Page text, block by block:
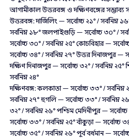
আগামীকাল উত্তরবঙ্গ ও দক্ষিণবঙ্গের সম্ভাব্য
উত্তরবঙ্গ: দার্জিলিং — সর্বোচ্চ ২১° / সর্বনিম্ন
সর্বনিম্ন ১৮° জলপাইগুড়ি — সর্বোচ্চ ৩০° /
সর্বোচ্চ ৩০° / সর্বনিম্ন ২৫° কোচবিহার —
সর্বোচ্চ ৩৪° / সর্বনিম্ন ২৭° উত্তর দিনাজপুর —
দক্ষিণ দিনাজপুর — সর্বোচ্চ ৩২° / সর্বনিম্ন
সর্বনিম্ন ২৪°
দক্ষিণবঙ্গ: কলকাতা — সর্বোচ্চ ৩৩° /
সর্বনিম্ন ২৭° হুগলি — সর্বোচ্চ ৩৩° / সর্বনিম্ন
৩২° / সর্বনিম্ন ২৬° পশ্চিম মেদিনীপুর —
সর্বোচ্চ ৩৩° / সর্বনিম্ন ২৫° বাঁকুড়া — সর্বোচ্চ
সর্বোচ্চ ৩৫° / সর্বনিম্ন ২৬° পূর্ব বর্ধমান —